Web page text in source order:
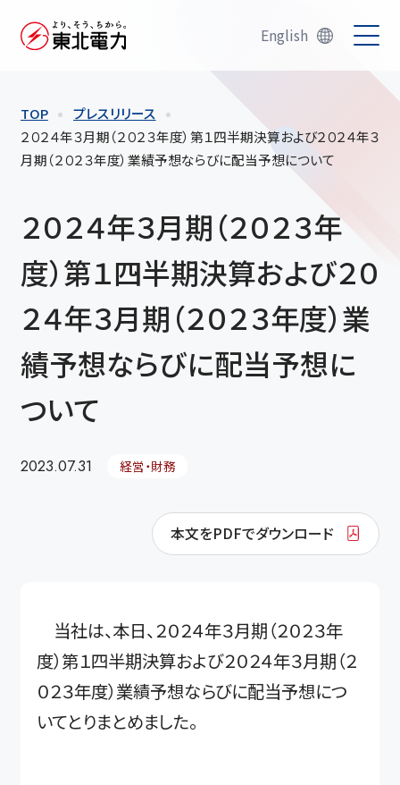
English
TOP
プレスリリース
２０２４年３月期（２０２３年度）第１四半期決算および２０２４年３
月期（２０２３年度）業績予想ならびに配当予想について
２０２４年３月期（２０２３年
度）第１四半期決算および２０
２４年３月期（２０２３年度）業
績予想ならびに配当予想に
ついて
2023.07.31 経営・財務
本文をPDFでダウンロード
当社は、本日、２０２４年３月期（２０２３年
度）第１四半期決算および２０２４年３月期（２
０２３年度）業績予想ならびに配当予想につ
いてとりまとめました。